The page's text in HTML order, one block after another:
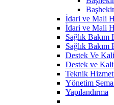
İdari ve Mali
İdari ve Mali
Sağlık
Sağlık Bakım
Destek Ve
Destek ve
Teknik
Yönetim
Yapılandırma